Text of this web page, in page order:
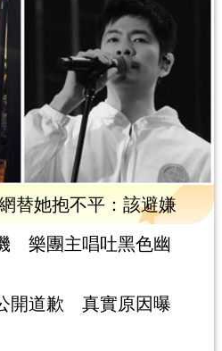
替她抱不平：該避嫌
樂團主唱吐黑色幽
開道歉 真實原因曝